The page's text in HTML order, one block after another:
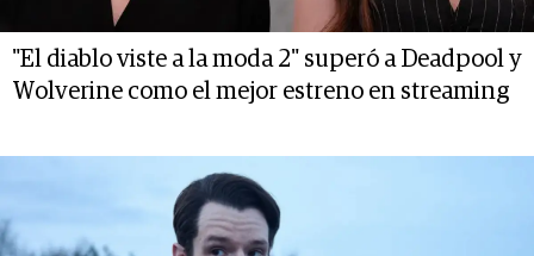
"El diablo viste a la moda 2" superó a Deadpool y
Wolverine como el mejor estreno en streaming